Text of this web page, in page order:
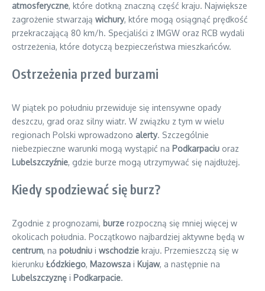
atmosferyczne, które dotkną znaczną część kraju. Największe
zagrożenie stwarzają wichury, które mogą osiągnąć prędkość
przekraczającą 80 km/h. Specjaliści z IMGW oraz RCB wydali
ostrzeżenia, które dotyczą bezpieczeństwa mieszkańców.
Ostrzeżenia przed burzami
W piątek po południu przewiduje się intensywne opady
deszczu, grad oraz silny wiatr. W związku z tym w wielu
regionach Polski wprowadzono alerty. Szczególnie
niebezpieczne warunki mogą wystąpić na Podkarpaciu oraz
Lubelszczyźnie, gdzie burze mogą utrzymywać się najdłużej.
Kiedy spodziewać się burz?
Zgodnie z prognozami, burze rozpoczną się mniej więcej w
okolicach południa. Początkowo najbardziej aktywne będą w
centrum, na południu i wschodzie kraju. Przemieszczą się w
kierunku Łódzkiego, Mazowsza i Kujaw, a następnie na
Lubelszczyznę i Podkarpacie.